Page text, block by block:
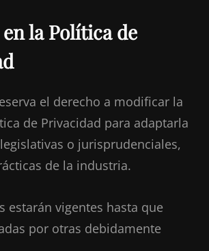
la Política de
el derecho a modificar la
de Privacidad para adaptarla
o jurisprudenciales,
de la industria.
estarán vigentes hasta que
por otras debidamente